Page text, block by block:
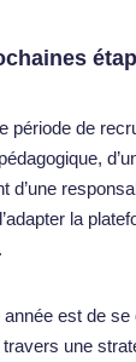
période de
d’une
la
est de
travers une